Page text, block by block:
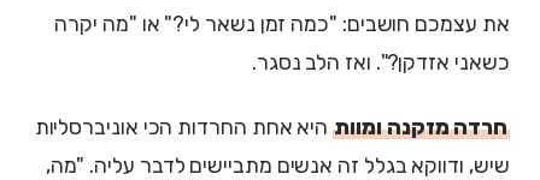
את עצמכם חושבים: "כמה זמן נשאר לי?" או "מה יקרה
כשאני אזדקן?". ואז הלב נסגר.
חרדה מזקנה ומוותהיא אחת החרדות הכי אוניברסליות
שיש, ודווקא בגלל זה אנשים מתביישים לדבר עליה. "מה,